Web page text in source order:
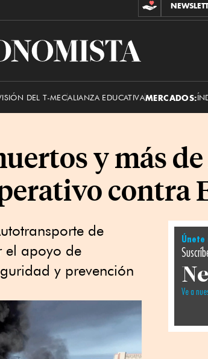
El
DEL T-MECALIANZA EDUCATIVAMERCADOS:
y más
contra
de
el apoyo de
y prevención
Únete
Ve a